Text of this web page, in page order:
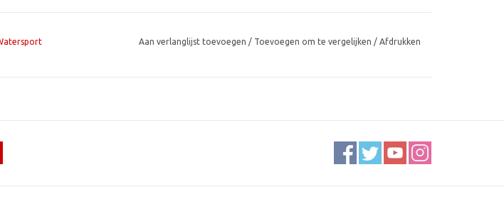
Aan verlanglijst toevoegen / Toevoegen om te vergelijken / Afdrukken